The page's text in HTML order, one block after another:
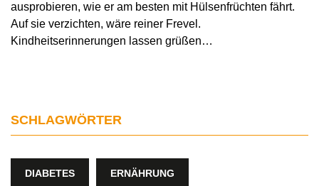
ausprobieren, wie er am besten mit Hülsenfrüchten fährt.
Auf sie verzichten, wäre reiner Frevel.
Kindheitserinnerungen lassen grüßen…
SCHLAGWÖRTER
DIABETES ERNÄHRUNG